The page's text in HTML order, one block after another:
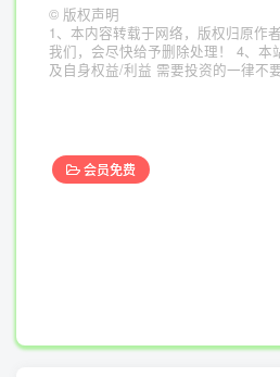
© 版权声明
1、本内容转载于网络，版权归原作
我们，会尽快给予删除处理！ 4、
及自身权益/利益 需要投资的一律不
会员免费